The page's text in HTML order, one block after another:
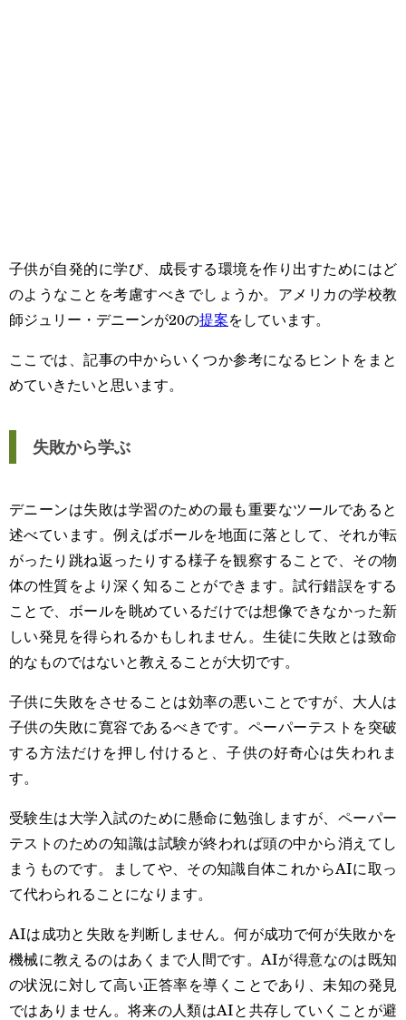
子供が自発的に学び、成長する環境を作り出すためにはど
のようなことを考慮すべきでしょうか。アメリカの学校教
師ジュリー・デニーンが20の提案をしています。
ここでは、記事の中からいくつか参考になるヒントをまと
めていきたいと思います。
失敗から学ぶ
デニーンは失敗は学習のための最も重要なツールであると
述べています。例えばボールを地面に落として、それが転
がったり跳ね返ったりする様子を観察することで、その物
体の性質をより深く知ることができます。試行錯誤をする
ことで、ボールを眺めているだけでは想像できなかった新
しい発見を得られるかもしれません。生徒に失敗とは致命
的なものではないと教えることが大切です。
子供に失敗をさせることは効率の悪いことですが、大人は
子供の失敗に寛容であるべきです。ペーパーテストを突破
する方法だけを押し付けると、子供の好奇心は失われま
す。
受験生は大学入試のために懸命に勉強しますが、ペーパー
テストのための知識は試験が終われば頭の中から消えてし
まうものです。ましてや、その知識自体これからAIに取っ
て代わられることになります。
AIは成功と失敗を判断しません。何が成功で何が失敗かを
機械に教えるのはあくまで人間です。AIが得意なのは既知
の状況に対して高い正答率を導くことであり、未知の発見
ではありません。将来の人類はAIと共存していくことが避